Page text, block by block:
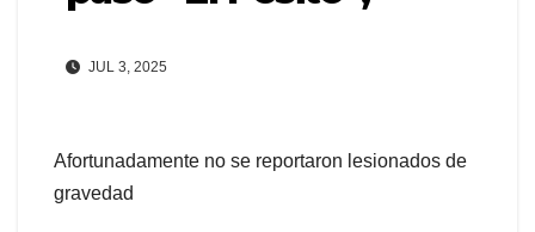
JUL 3, 2025
Afortunadamente no se reportaron lesionados de
gravedad